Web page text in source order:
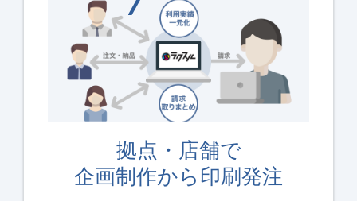
拠点・店舗で
企画制作から印刷発注